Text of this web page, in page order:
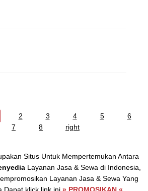
2 3 4 5
6
7
8 right
Situs Untuk Mempertemukan Antara
Layanan Jasa & Sewa di Indonesia,
Layanan Jasa & Sewa Yang